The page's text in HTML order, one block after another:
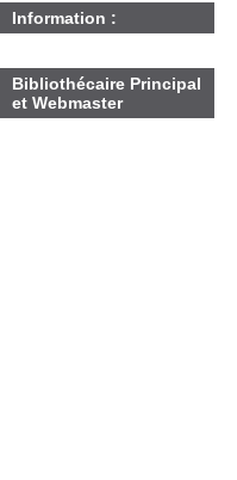
Information :
Bibliothécaire Principal
et Webmaster